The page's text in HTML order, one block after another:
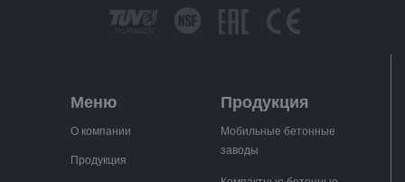
Меню
О компании
Продукция
Продукция
Мобильные бетонные
заводы